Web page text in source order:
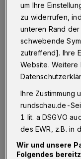
Wuppertals
Wuppertals
Foto: Evangelische Kirche
D ie
und das
Familie“, sagt
Geschenk
um Ihre
zu widerrufen,
unteren Rand
schwebende
zutreffend]. Ihre
Website. Weitere
Ihre Zustimmung
rundschau.de-
1 lit. a DSGVO
des EWR, z.B. in
Wir und unsere
Folgendes